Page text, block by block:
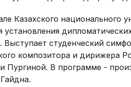
Казахского национального
установления
Выступает студенческий
композитора и дирижера
Пургиной. В программе -